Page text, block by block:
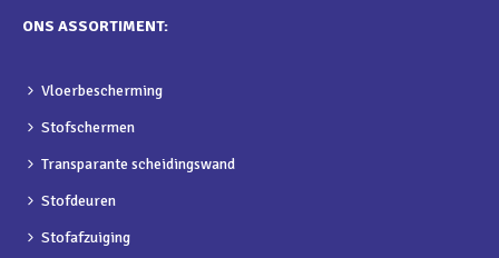
ONS ASSORTIMENT:
Vloerbescherming
Stofschermen
Transparante scheidingswand
Stofdeuren
Stofafzuiging